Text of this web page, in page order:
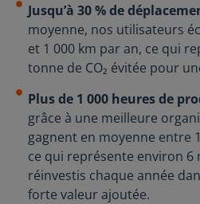
Jusqu’à 30 % de
moyenne, nos utilisateurs
et 1 000 km par an, ce qui
tonne de CO₂ évitée pour
Plus de 1 000 heures de
grâce à une meilleure
gagnent en moyenne entre
ce qui représente environ 6
réinvestis chaque année
forte valeur ajoutée.